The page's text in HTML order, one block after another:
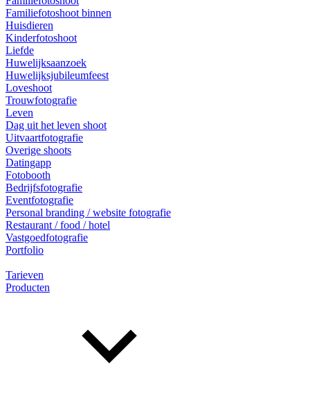
Familiefotoshoot binnen
Huisdieren
Kinderfotoshoot
Liefde
Huwelijksaanzoek
Huwelijksjubileumfeest
Loveshoot
Trouwfotografie
Leven
Dag uit het leven shoot
Uitvaartfotografie
Overige shoots
Datingapp
Fotobooth
Bedrijfsfotografie
Eventfotografie
Personal branding / website fotografie
Restaurant / food / hotel
Vastgoedfotografie
Portfolio
Tarieven
Producten